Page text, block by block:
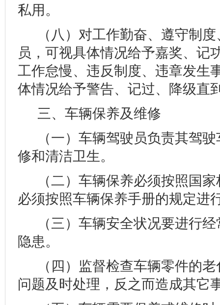
私用。
（八）对工作勤奋、遵守制
员，可视具体情况给予嘉奖、记
工作怠慢、违反制度、违章发生
体情况给予警告、记过、降级直
三、车辆保养及维修
（一）车辆驾驶员负责其驾
修和清洁卫生。
（二）车辆保养必须按照国
必须按照车辆保养手册的规定进
（三）车辆安全状况要进行
隐患。
（四）监督检查车辆零件的
问题及时处理，反之而造成其它